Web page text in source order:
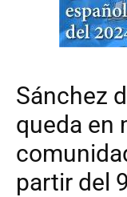
Sánchez
queda en
partir del